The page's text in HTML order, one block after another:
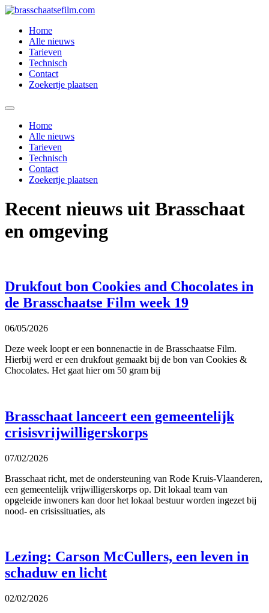
Spring
inhoud
Home
Alle nieuws
Tarieven
Technisch
Contact
Zoekertje plaatsen
Home
Alle nieuws
Tarieven
Technisch
Contact
Zoekertje plaatsen
Recent nieuws uit Brasschaat
en omgeving
Drukfout bon Cookies and Chocolates in
de Brasschaatse Film week 19
06/05/2026
Deze week loopt er een bonnenactie in de Brasschaatse Film.
Hierbij werd er een drukfout gemaakt bij de bon van Cookies &
Chocolates. Het gaat hier om 50 gram bij
Brasschaat lanceert een gemeentelijk
crisisvrijwilligerskorps
07/02/2026
Brasschaat richt, met de ondersteuning van Rode Kruis-Vlaanderen,
een gemeentelijk vrijwilligerskorps op. Dit lokaal team van
opgeleide inwoners kan door het lokaal bestuur worden ingezet bij
nood- en crisissituaties, als
Lezing: Carson McCullers, een leven in
schaduw en licht
02/02/2026